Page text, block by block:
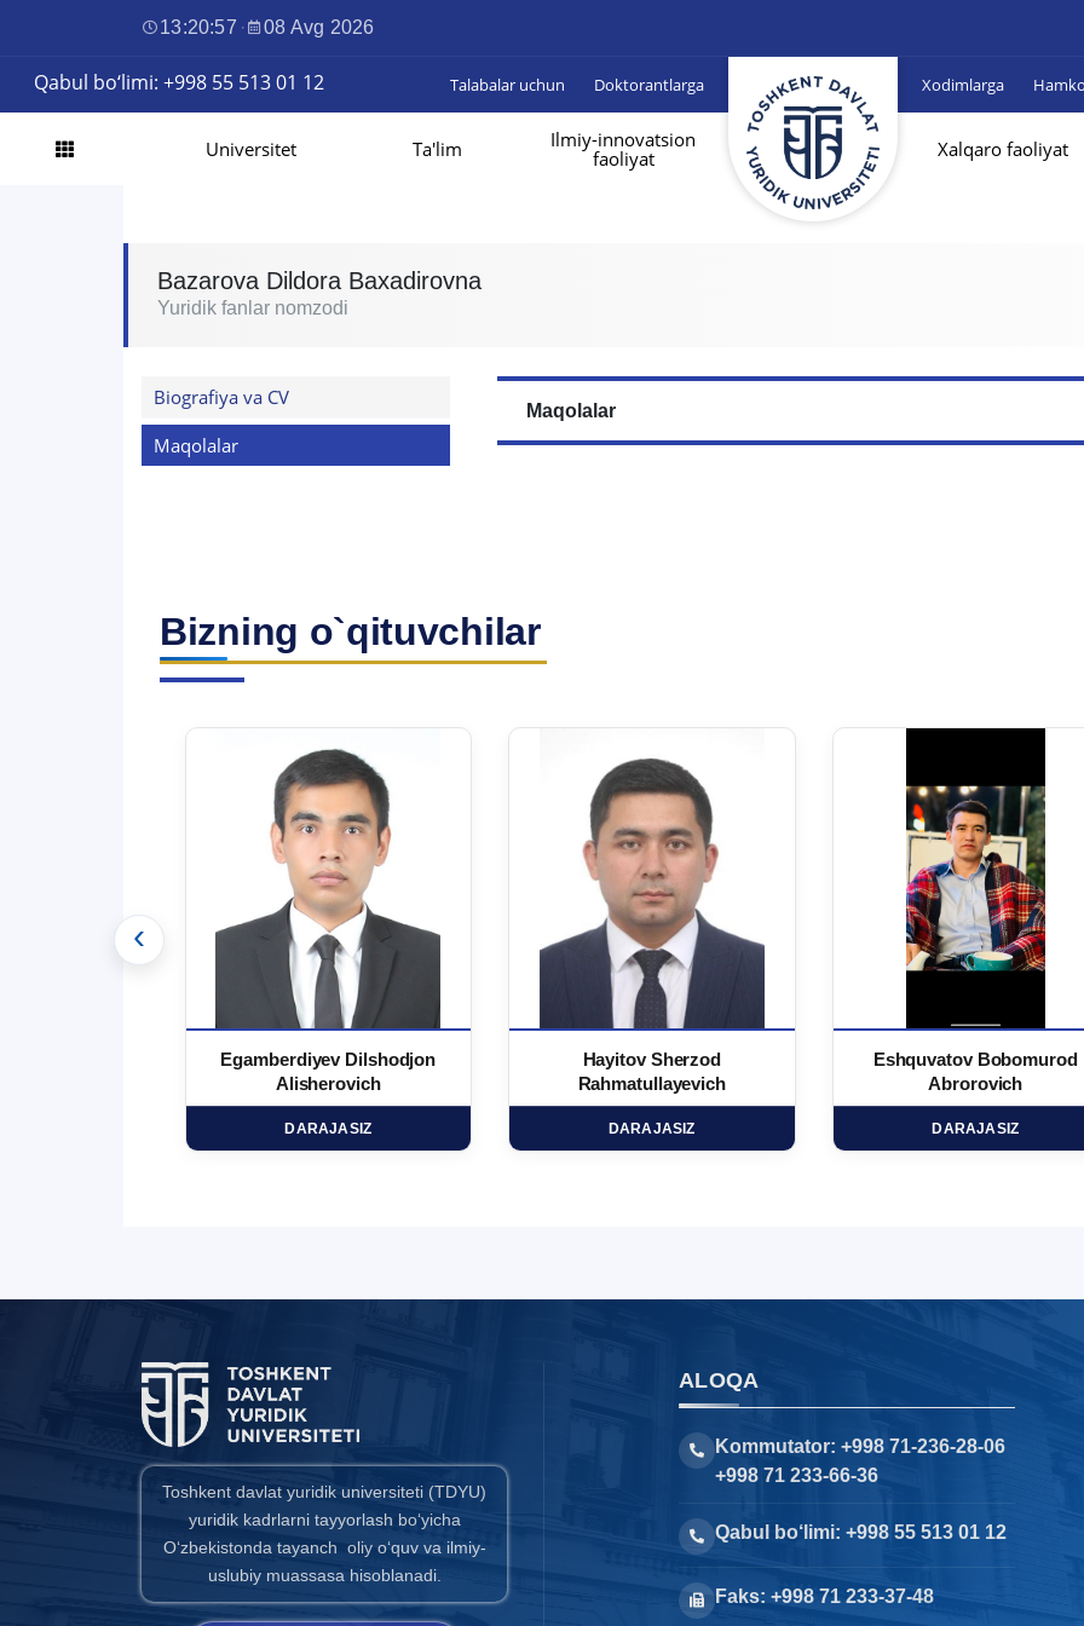
13:20:57 · 08 Avg 2026
Qabul bo‘limi: +998 55 513 01 12 Talabalar uchun Doktorantlarga Xodimlarga
Universitet Ta'lim
Ilmiy-innovatsion
faoliyat
Xalqaro faoliyat
Bazarova Dildora Baxadirovna
Yuridik fanlar nomzodi
Biografiya va CV
Maqolalar
Maqolalar
Bizning o`qituvchilar
Egamberdiyev Dilshodjon
Alisherovich
DARAJASIZ
Hayitov Sherzod
Rahmatullayevich
DARAJASIZ
Eshquvatov Bobomurod
Abrorovich
DARAJASIZ
‹
Toshkent davlat yuridik universiteti (TDYU)
yuridik kadrlarni tayyorlash bo‘yicha
O‘zbekistonda tayanch oliy o‘quv va ilmiy-
uslubiy muassasa hisoblanadi.
ALOQA
Kommutator: +998 71-236-28-06
+998 71 233-66-36
Qabul bo‘limi: +998 55 513 01 12
Faks: +998 71 233-37-48